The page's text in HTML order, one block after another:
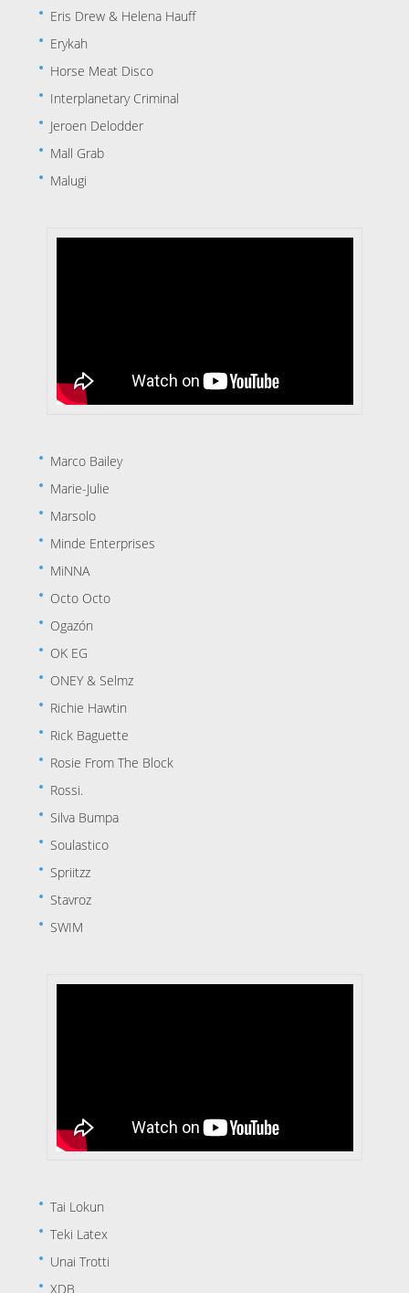
Eris Drew & Helena Hauff
Erykah
Horse Meat Disco
Interplanetary Criminal
Jeroen Delodder
Mall Grab
Malugi
Marco Bailey
Marie-Julie
Marsolo
Minde Enterprises
MiNNA
Octo Octo
Ogazón
OK EG
ONEY & Selmz
Richie Hawtin
Rick Baguette
Rosie From The Block
Rossi.
Silva Bumpa
Soulastico
Spriitzz
Stavroz
SWIM
Tai Lokun
Teki Latex
Unai Trotti
XDB